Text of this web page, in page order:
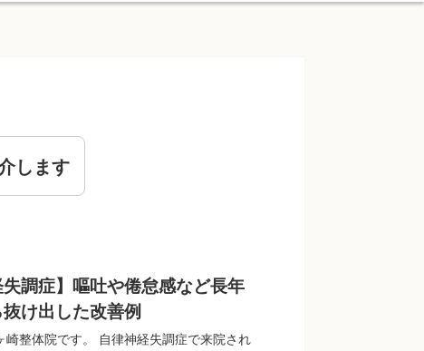
します
失調症】嘔吐や倦怠感など長年
け出した改善例
崎整体院です。 自律神経失調症で来院され